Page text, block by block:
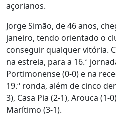
açorianos.
Jorge Simão, de 46 anos,
janeiro, tendo orientado o
conseguir qualquer vitória.
na estreia, para a 16.ª
Portimonense (0-0) e na
19.ª ronda, além de cinco
3), Casa Pia (2-1), Arouca (1-
Marítimo (3-1).